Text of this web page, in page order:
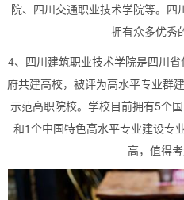
院、四川交通职业技术学院等。四
拥有众多优秀
4、四川建筑职业技术学院是四川
府共建高校，被评为高水平专业群
示范高职院校。学校目前拥有5个
和1个中国特色高水平专业建设专
高，值得考